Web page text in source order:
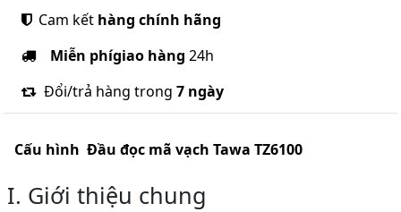
Cam kết hàng chính hãng
Miễn phígiao hàng 24h
Đổi/trả hàng trong 7 ngày
Cấu hình Đầu đọc mã vạch Tawa TZ6100
I. Giới thiệu chung